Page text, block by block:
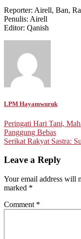
Reporter: Airell, Ban,
Penulis: Airell
Editor: Qanish
LPM Hayamwuruk
Post
navigation
Peringati Hari Tani,
Panggung Bebas
Serikat Rakyat Sastra:
Leave a Reply
Your email address will
marked *
Comment *